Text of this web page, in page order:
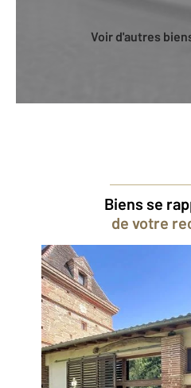
Voir d'autres
Biens se
de votre